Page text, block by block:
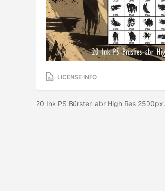
LICENSE INFO
20 Ink PS Bürsten abr High Res 2500px.